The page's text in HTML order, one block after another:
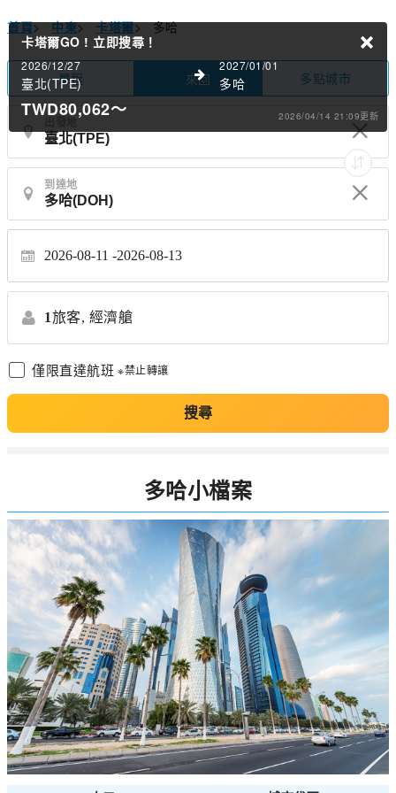
首頁> 中東> 卡塔爾> 多哈
單程 來回 多點城市
到達地
2026-08-11 2026-08-13
1旅客, 經濟艙
僅限直達航班 ※禁止轉讓
搜尋
卡塔爾GO ! 立即搜尋！
2026/12/27
臺北(TPE)
2027/01/01
多哈
TWD80,062～ 2026/04/14 21:09更新
多哈小檔案